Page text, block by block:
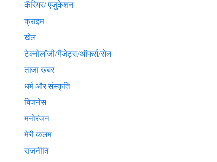
कॅरियर/ एजुकेशन
क्राइम
खेल
टेक्नाेलाॅजी/गैजेट्स/ऑफर्स/सेल
ताजा खबर
धर्म और संस्कृति
बिजनेस
मनोरंजन
मेरी कलम
राजनीति